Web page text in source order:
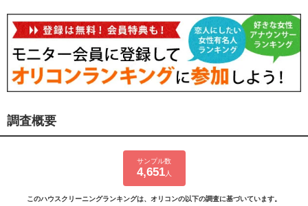
調査概要
サンプル数
4,651人
このハウスクリーニングランキングは、オリコンの以下の調査に基づいています。